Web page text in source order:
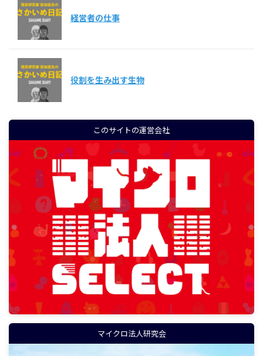
経営者の仕事
役割を生み出す生物
このサイトの運営会社
マイクロ法人研究会